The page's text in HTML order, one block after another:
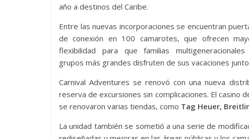
año a destinos del Caribe.
Entre las nuevas incorporaciones se encuentran
de conexión en 100 camarotes, que ofrecen
flexibilidad para que familias
grupos más grandes disfruten de sus vacaciones
Carnival Adventures se renovó con una nueva
reserva de excursiones sin complicaciones. El casino
se renovaron varias tiendas, como Tag Heuer,
La unidad también se sometió a una serie de